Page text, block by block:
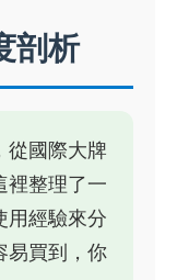
剖析
從國際大牌
裡整理了一
用經驗來分
易買到，你